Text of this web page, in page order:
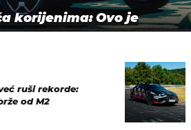
korijenima: Ovo je
ruši rekorde:
od M2